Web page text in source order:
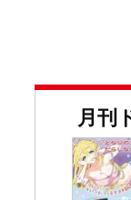
月刊